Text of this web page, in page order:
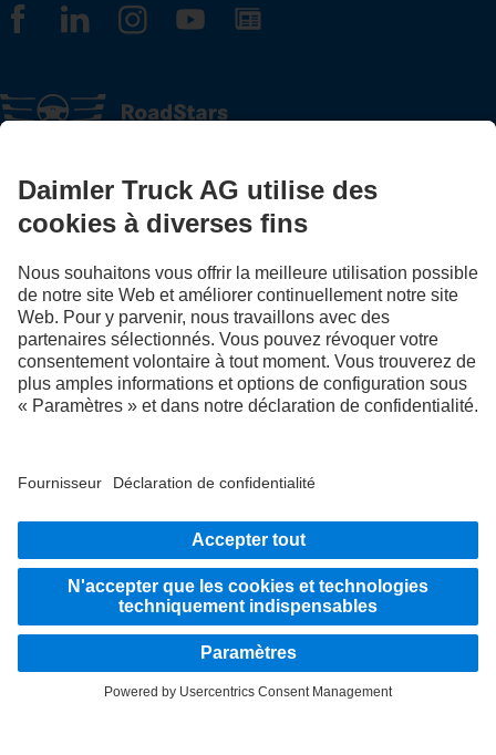
FOLLOW THE ROADSTARS.
Échangez maintenant vos expériences avec d’autres routiers
Montez à bord
Politique de confidentialité
Mentions légales
EU Data Act